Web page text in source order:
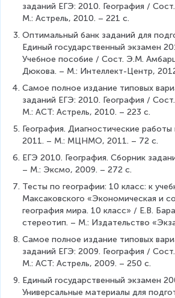
заданий ЕГЭ: 2010. География /
М.: Астрель, 2010. – 221 с.
Оптимальный банк заданий для
Единый государственный экзамен
Учебное пособие / Сост. Э.М.
Дюкова. – М.: Интеллект-Центр,
Самое полное издание типовых
заданий ЕГЭ: 2010. География /
М.: АСТ: Астрель, 2010. – 223 с.
География. Диагностические
2011. – М.: МЦНМО, 2011. – 72 с.
ЕГЭ 2010. География. Сборник
– М.: Эксмо, 2009. – 272 с.
Тесты по географии: 10 класс: к
Максаковского «Экономическая и
география мира. 10 класс» / Е.В.
стереотип. – М.: Издательство
Самое полное издание типовых
заданий ЕГЭ: 2009. География /
М.: АСТ: Астрель, 2009. – 250 с.
Единый государственный экзамен
Универсальные материалы для